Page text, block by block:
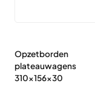
Opzetborden
plateauwagens
310x156x30